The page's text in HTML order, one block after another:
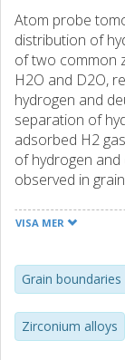
Atom probe
distribution of
of two common
H2O and D2O,
hydrogen and
separation of
adsorbed H2
of hydrogen and
observed in
experimental
VISA MER
Grain boundaries
Zirconium alloys